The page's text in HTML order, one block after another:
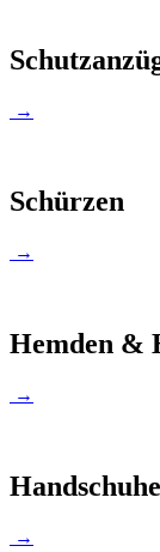
→
Schürzen
→
Hemden &
→
Handschuhe
→